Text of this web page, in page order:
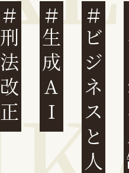
刑法改正 生成AI ビジネスと人権